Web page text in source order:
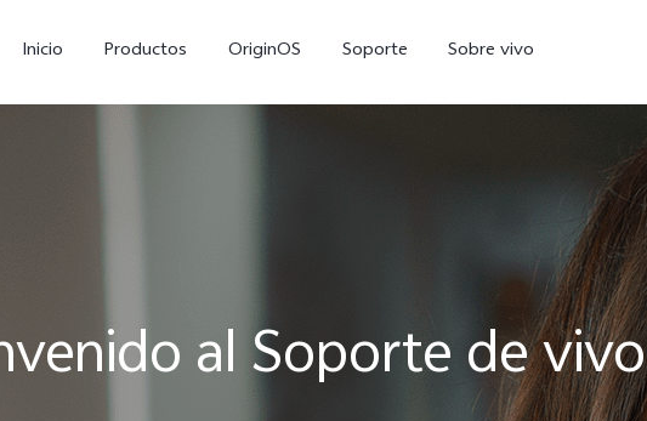
Inicio Productos OriginOS Soporte Sobre vivo
Y05 nuevo
al Soporte de vivo